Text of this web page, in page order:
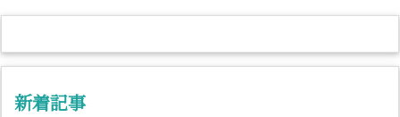
新着記事